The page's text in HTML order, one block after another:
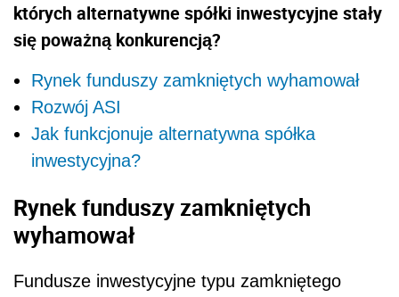
których alternatywne spółki inwestycyjne stały
się poważną konkurencją?
Rynek funduszy zamkniętych wyhamował
Rozwój ASI
Jak funkcjonuje alternatywna spółka
inwestycyjna?
Rynek funduszy zamkniętych
wyhamował
Fundusze inwestycyjne typu zamkniętego